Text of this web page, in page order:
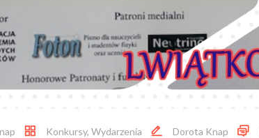
Konkursy, Wydarzenia Dorota Knap